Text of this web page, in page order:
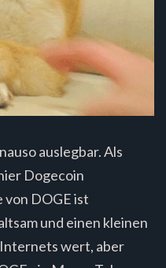
auslegbar. Als
Dogecoin
von DOGE ist
und einen kleinen
wert, aber